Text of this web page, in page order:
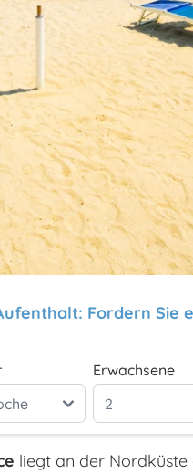
liegt an der Nordküste
Fordern Sie
Erwachsene